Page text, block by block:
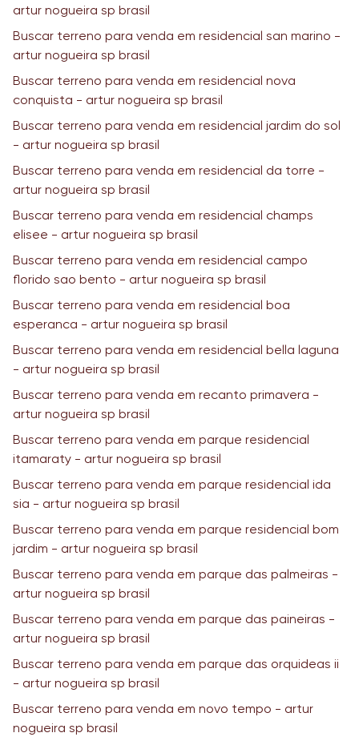
artur nogueira sp brasil
Buscar terreno para venda em residencial san marino -
artur nogueira sp brasil
Buscar terreno para venda em residencial nova
conquista - artur nogueira sp brasil
Buscar terreno para venda em residencial jardim do sol
- artur nogueira sp brasil
Buscar terreno para venda em residencial da torre -
artur nogueira sp brasil
Buscar terreno para venda em residencial champs
elisee - artur nogueira sp brasil
Buscar terreno para venda em residencial campo
florido sao bento - artur nogueira sp brasil
Buscar terreno para venda em residencial boa
esperanca - artur nogueira sp brasil
Buscar terreno para venda em residencial bella laguna
- artur nogueira sp brasil
Buscar terreno para venda em recanto primavera -
artur nogueira sp brasil
Buscar terreno para venda em parque residencial
itamaraty - artur nogueira sp brasil
Buscar terreno para venda em parque residencial ida
sia - artur nogueira sp brasil
Buscar terreno para venda em parque residencial bom
jardim - artur nogueira sp brasil
Buscar terreno para venda em parque das palmeiras -
artur nogueira sp brasil
Buscar terreno para venda em parque das paineiras -
artur nogueira sp brasil
Buscar terreno para venda em parque das orquideas ii
- artur nogueira sp brasil
Buscar terreno para venda em novo tempo - artur
nogueira sp brasil